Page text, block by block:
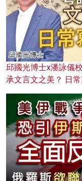
邱國光博士x潘詠儀
承文言文之美？ 日